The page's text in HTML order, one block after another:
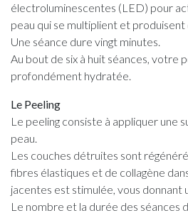
électroluminescentes (LED) pour
peau qui se multiplient et produisent
Une séance dure vingt minutes.
Au bout de six à huit séances, votre
profondément hydratée.
Le Peeling
Le peeling consiste à appliquer une
peau.
Les couches détruites sont
fibres élastiques et de collagène
jacentes est stimulée, vous donnant
Le nombre et la durée des séances